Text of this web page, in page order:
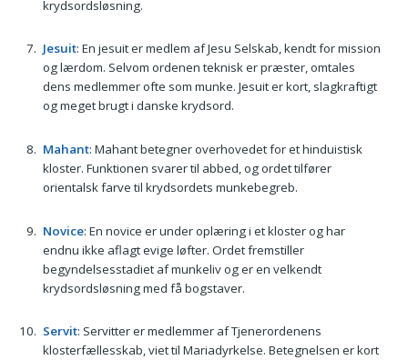
krydsordsløsning.
Jesuit: En jesuit er medlem af Jesu Selskab, kendt for mission
og lærdom. Selvom ordenen teknisk er præster, omtales
dens medlemmer ofte som munke. Jesuit er kort, slagkraftigt
og meget brugt i danske krydsord.
Mahant: Mahant betegner overhovedet for et hinduistisk
kloster. Funktionen svarer til abbed, og ordet tilfører
orientalsk farve til krydsordets munkebegreb.
Novice: En novice er under oplæring i et kloster og har
endnu ikke aflagt evige løfter. Ordet fremstiller
begyndelsesstadiet af munkeliv og er en velkendt
krydsordsløsning med få bogstaver.
Servit: Servitter er medlemmer af Tjenerordenens
klosterfællesskab, viet til Mariadyrkelse. Betegnelsen er kort